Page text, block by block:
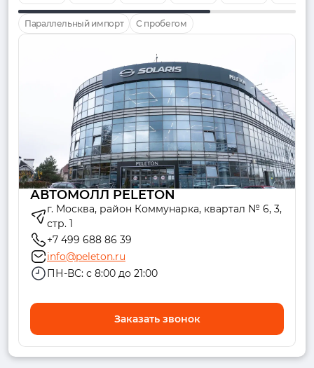
Параллельный импорт С пробегом
АВТОМОЛЛ PELETON
г. Москва, район Коммунарка, квартал № 6, 3,
стр. 1
+7 499 688 86 39
info@peleton.ru
ПН-ВС: с 8:00 до 21:00
Заказать звонок